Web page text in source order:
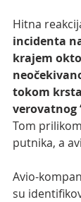
Hitna
incidenta
krajem
tokom
verovatnog
Tom
putnika, a
Avio-
su